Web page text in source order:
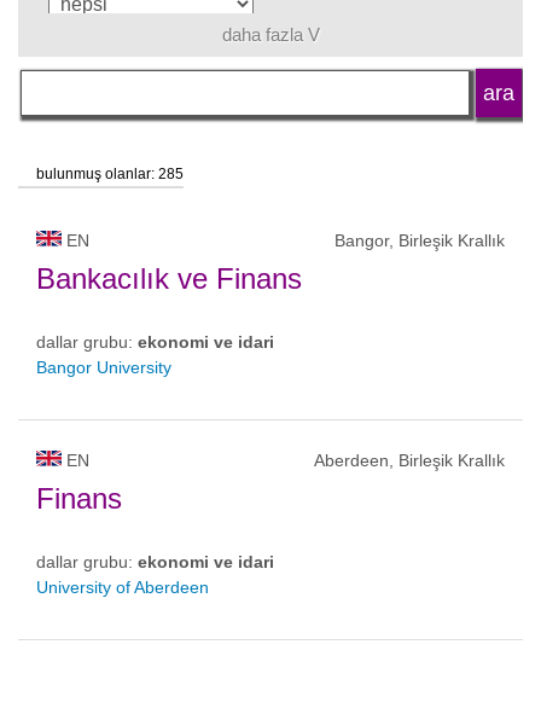
dil
okul statüsü
daha fazla V
bulunmuş olanlar: 285
EN Bangor, Birleşik Krallık
Bankacılık ve Finans
dallar grubu: ekonomi ve idari
Bangor University
EN Aberdeen, Birleşik Krallık
Finans
dallar grubu: ekonomi ve idari
University of Aberdeen